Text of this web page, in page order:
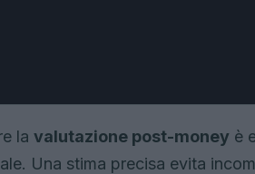
la valutazione post-money è
Una stima precisa evita